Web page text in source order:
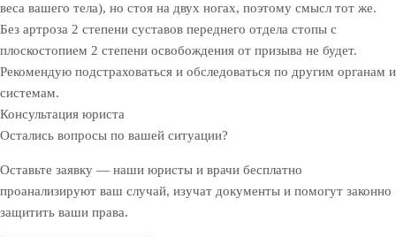
веса вашего тела), но стоя на двух ногах, поэтому смысл тот же.
Без артроза 2 степени суставов переднего отдела стопы с
плоскостопием 2 степени освобождения от призыва не будет.
Рекомендую подстраховаться и обследоваться по другим органам и
системам.
Консультация юриста
Остались вопросы по вашей ситуации?
Оставьте заявку — наши юристы и врачи бесплатно
проанализируют ваш случай, изучат документы и помогут законно
защитить ваши права.